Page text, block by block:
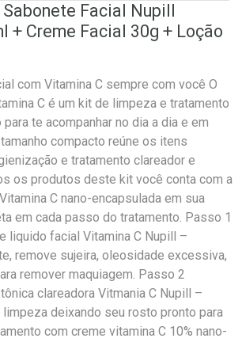
Facial Nupill
+ Creme Facial 30g + Loção
com Vitamina C sempre com você O
C é um kit de limpeza e tratamento
te acompanhar no dia a dia e em
compacto reúne os itens
e tratamento clareador e
os produtos deste kit você conta com a
C nano-encapsulada em sua
em cada passo do tratamento. Passo 1
liquido facial Vitamina C Nupill –
remove sujeira, oleosidade excessiva,
remover maquiagem. Passo 2
clareadora Vitmania C Nupill –
deixando seu rosto pronto para
com creme vitamina C 10% nano-